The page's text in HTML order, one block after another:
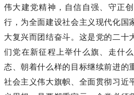
伟大建党精神，自信自强、守正
行，为全面建设社会主义现代化国
大复兴而团结奋斗。这是党的二十
们党在新征程上举什么旗、走什
态、朝着什么样的目标继续前进的
社会主义伟大旗帜、全面贯彻习近